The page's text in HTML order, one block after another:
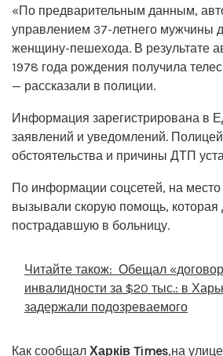
«По предварительным данным,
управлением 37-летнего мужчины
женщину-пешехода. В результате
1978 года рождения получила
— рассказали в полиции.
Информация зарегистрирована в
заявлений и уведомлений.
обстоятельства и причины ДТП
По информации соцсетей, на
вызывали скорую помощь, которая
пострадавшую в больницу.
Читайте також: Обещал
инвалидности за $20 тыс.: в
задержали подозреваемого
Как сообщал Харків Times,на